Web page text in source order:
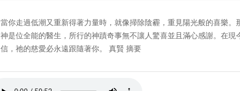
當你走過低潮又重新得著力量時，就像掃除陰霾，重見陽光般的喜樂
神是位全能的醫生，所行的神蹟奇事無不讓人驚喜並且滿心感謝。在
信，祂的慈愛必永遠跟隨著你。 真賢 摘要